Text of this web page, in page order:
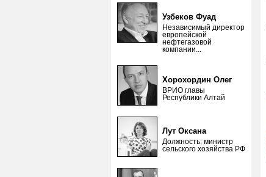
Узбеков Фуад
Независимый директор
европейской
нефтегазовой
компании...
Хорохордин Олег
ВРИО главы
Республики Алтай
Лут Оксана
Должность: министр
сельского хозяйства РФ